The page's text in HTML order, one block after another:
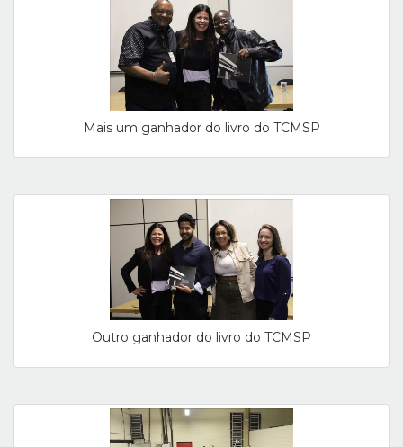
Mais um ganhador do livro do TCMSP
Outro ganhador do livro do TCMSP